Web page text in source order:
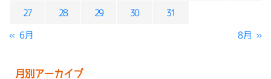
27 28 29 30 31
« 6月 8月 »
月別アーカイブ